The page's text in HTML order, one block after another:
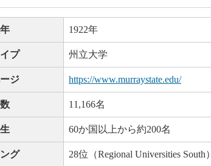
1922年
プ 州立大学
ジ https://www.murraystate.edu/
11,166名
60か国以上から約200名
グ 28位（Regional Universities South）